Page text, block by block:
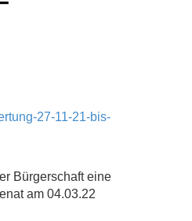
27-11-21-bis-
Bürgerschaft eine
am 04.03.22